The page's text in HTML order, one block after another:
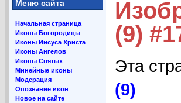
Меню сайта
Начальная страница
Иконы Богородицы
Иконы Иисуса Христа
Иконы Ангелов
Иконы Святых
Минейные иконы
Модерация
Опознание икон
Новое на сайте
(9)
Эта
(9)